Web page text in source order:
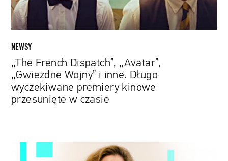
Długo
wyczekiwane
premiery
kinowe
w
czasie
NEWSY
„The French Dispatch”, „Avatar”,
„Gwiezdne Wojny” i inne. Długo
wyczekiwane premiery kinowe
przesunięte w czasie